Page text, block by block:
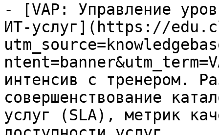
- [VAP: Управление
ИТ-услуг](https://
интенсив с тренером.
совершенствование
услуг (SLA), метрик